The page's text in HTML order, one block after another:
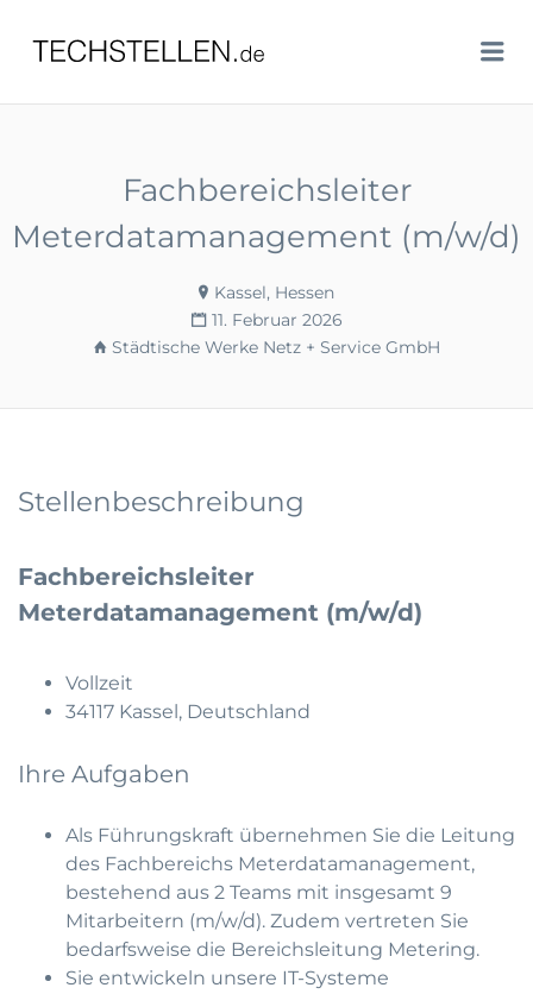
TECHSTELLEN.DE
Fachbereichsleiter
Meterdatamanagement (m/w/d)
Kassel, Hessen
11. Februar 2026
Städtische Werke Netz + Service GmbH
Stellenbeschreibung
Fachbereichsleiter
Meterdatamanagement (m/w/d)
Vollzeit
34117 Kassel, Deutschland
Ihre Aufgaben
Als Führungskraft übernehmen Sie die Leitung
des Fachbereichs Meterdatamanagement,
bestehend aus 2 Teams mit insgesamt 9
Mitarbeitern (m/w/d). Zudem vertreten Sie
bedarfsweise die Bereichsleitung Metering.
Sie entwickeln unsere IT-Systeme